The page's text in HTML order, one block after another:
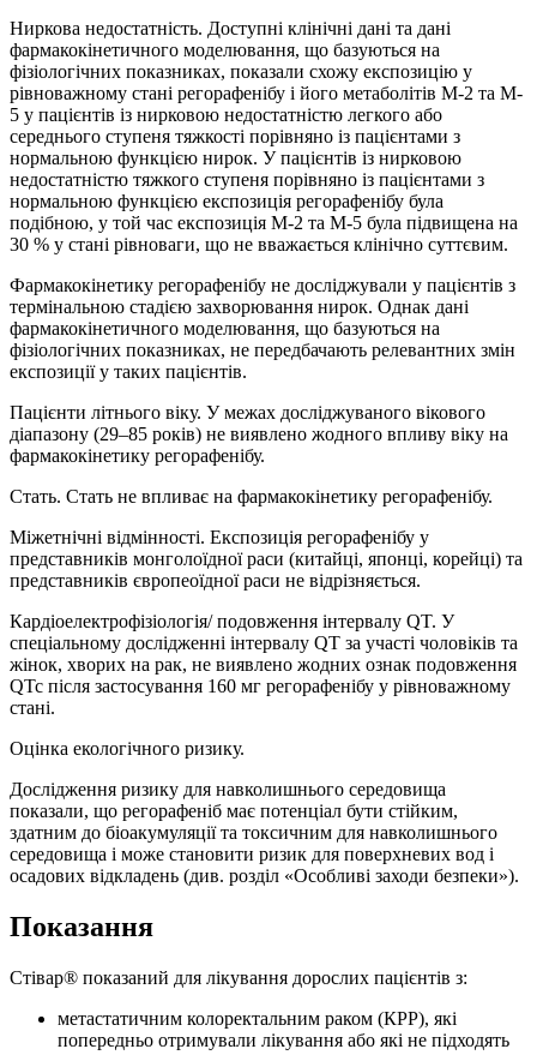
Ниркова недостатність. Доступні клінічні дані та дані
фармакокінетичного моделювання, що базуються на
фізіологічних показниках, показали схожу експозицію у
рівноважному стані регорафенібу і його метаболітів M-2 та M-
5 у пацієнтів із нирковою недостатністю легкого або
середнього ступеня тяжкості порівняно із пацієнтами з
нормальною функцією нирок. У пацієнтів із нирковою
недостатністю тяжкого ступеня порівняно із пацієнтами з
нормальною функцією експозиція регорафенібу була
подібною, у той час експозиція М-2 та М-5 була підвищена на
30 % у стані рівноваги, що не вважається клінічно суттєвим.
Фармакокінетику регорафенібу не досліджували у пацієнтів з
термінальною стадією захворювання нирок. Однак дані
фармакокінетичного моделювання, що базуються на
фізіологічних показниках, не передбачають релевантних змін
експозиції у таких пацієнтів.
Пацієнти літнього віку. У межах досліджуваного вікового
діапазону (29–85 років) не виявлено жодного впливу віку на
фармакокінетику регорафенібу.
Стать. Стать не впливає на фармакокінетику регорафенібу.
Міжетнічні відмінності. Експозиція регорафенібу у
представників монголоїдної раси (китайці, японці, корейці) та
представників європеоїдної раси не відрізняється.
Кардіоелектрофізіологія/ подовження інтервалу QT. У
спеціальному дослідженні інтервалу QT за участі чоловіків та
жінок, хворих на рак, не виявлено жодних ознак подовження
QTc після застосування 160 мг регорафенібу у рівноважному
стані.
Оцінка екологічного ризику.
Дослідження ризику для навколишнього середовища
показали, що регорафеніб має потенціал бути стійким,
здатним до біоакумуляції та токсичним для навколишнього
середовища і може становити ризик для поверхневих вод і
осадових відкладень (див. розділ «Особливі заходи безпеки»).
Показання
Стівар® показаний для лікування дорослих пацієнтів з:
метастатичним колоректальним раком (КРР), які
попередньо отримували лікування або які не підходять